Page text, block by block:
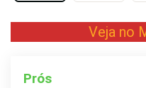
Veja no
Prós